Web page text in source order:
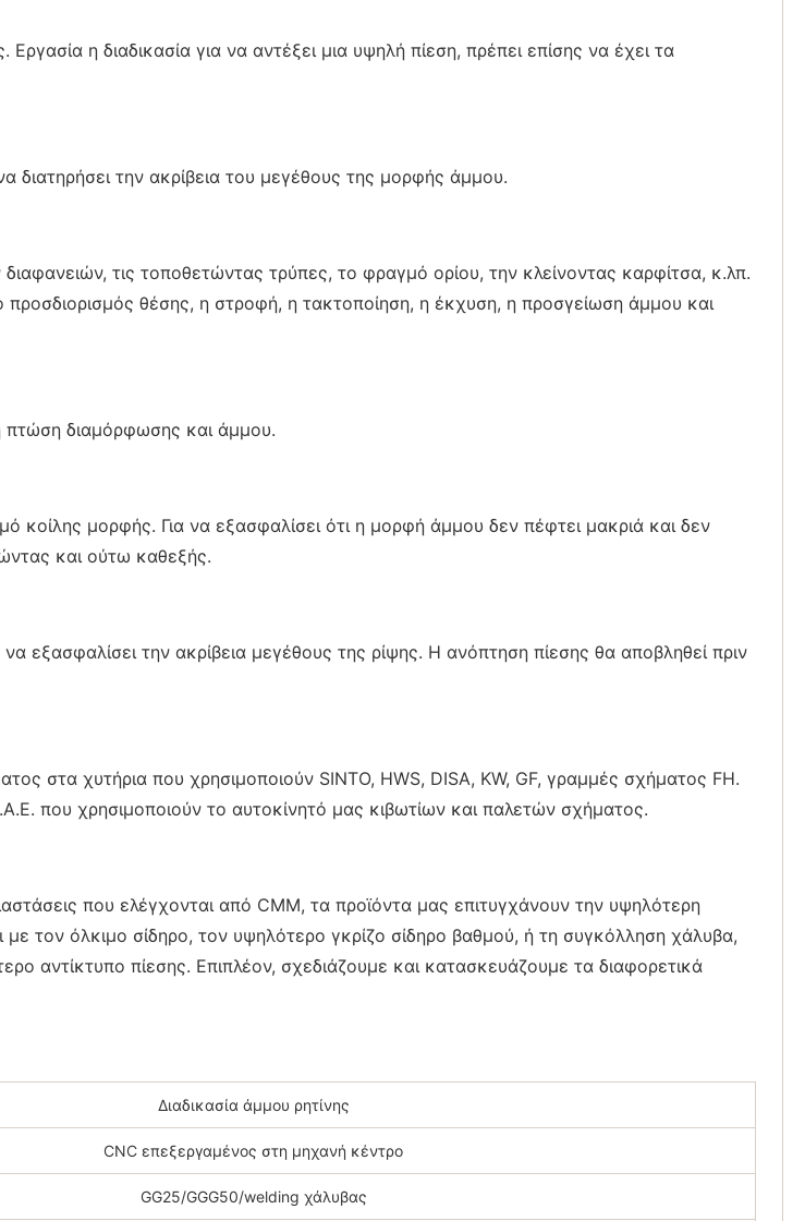
η διαδικασία για να αντέξει μια υψηλή πίεση, πρέπει επίσης να έχει τα
διατηρήσει την ακρίβεια του μεγέθους της μορφής άμμου.
τις τοποθετώντας τρύπες, το φραγμό ορίου, την κλείνοντας καρφίτσα, κ.λπ.
θέσης, η στροφή, η τακτοποίηση, η έκχυση, η προσγείωση άμμου και
πτώση διαμόρφωσης και άμμου.
κοίλης μορφής. Για να εξασφαλίσει ότι η μορφή άμμου δεν πέφτει μακριά και δεν
και ούτω καθεξής.
εξασφαλίσει την ακρίβεια μεγέθους της ρίψης. Η ανόπτηση πίεσης θα αποβληθεί πριν
στα χυτήρια που χρησιμοποιούν SINTO, HWS, DISA, KW, GF, γραμμές σχήματος FH.
που χρησιμοποιούν το αυτοκίνητό μας κιβωτίων και παλετών σχήματος.
που ελέγχονται από CMM, τα προϊόντα μας επιτυγχάνουν την υψηλότερη
με τον όλκιμο σίδηρο, τον υψηλότερο γκρίζο σίδηρο βαθμού, ή τη συγκόλληση χάλυβα,
αντίκτυπο πίεσης. Επιπλέον, σχεδιάζουμε και κατασκευάζουμε τα διαφορετικά
Διαδικασία άμμου ρητίνης
CNC επεξεργαμένος στη μηχανή κέντρο
GG25/GGG50/welding χάλυβας